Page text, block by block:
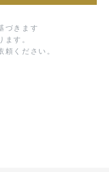
づきます
ます。
頼ください。